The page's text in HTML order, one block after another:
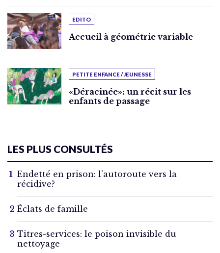
EDITO
Accueil à géométrie variable
PETITE ENFANCE / JEUNESSE
«Déracinée»: un récit sur les
enfants de passage
LES PLUS CONSULTÉS
Endetté en prison: l’autoroute vers la
récidive?
Éclats de famille
Titres-services: le poison invisible du
nettoyage